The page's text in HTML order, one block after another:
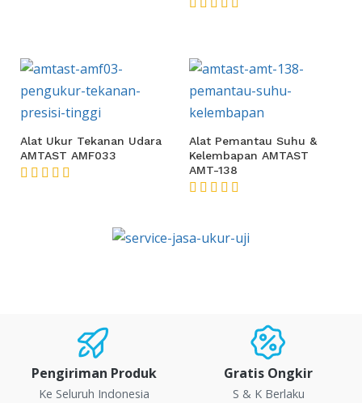
Alat Ukur Tekanan Udara
AMTAST AMF033
Alat Pemantau Suhu &
Kelembapan AMTAST
AMT-138
Pengiriman Produk
Ke Seluruh Indonesia
Gratis Ongkir
S & K Berlaku